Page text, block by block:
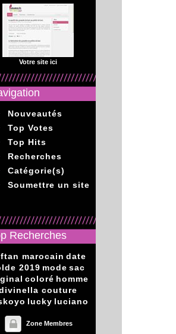
Votre site ici
Nouveautés
Top Votes
Top Hits
Recherches
Catégorie(s)
Soumettre un site
Recherches
marocain date
2019 mode sac
coloré homme
couture
lucky luciano
Zone Membres